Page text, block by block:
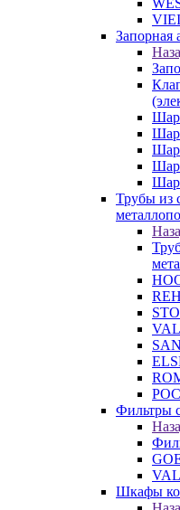
Запорная
Трубы из
Фильтры
Шкафы